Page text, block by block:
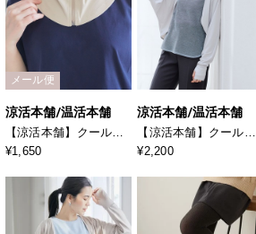
メール便
涼活本舗/温活本舗
【涼活本舗】クールネ
ックカバー
¥1,650
涼活本舗/温活本舗
【涼活本舗】クールボ
レロ
¥2,200